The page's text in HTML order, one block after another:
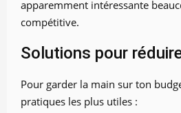
apparemment intéressante
compétitive.
Solutions pour
Pour garder la main sur ton
pratiques les plus utiles :